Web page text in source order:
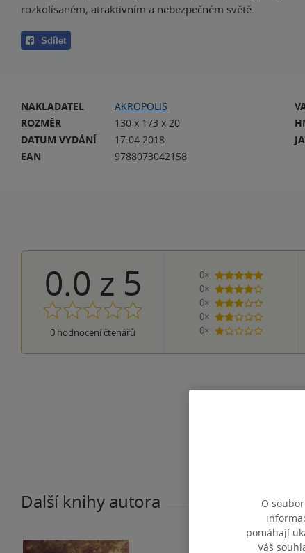
rozkolísaném, atraktivním a nebezpečném světě.
Sdílet
NAKLADATEL
AKROPOLIS
ROZMĚR
130 x 173 x 20
DATUM VYDÁNÍ
17.04.2018
EAN
9788073042158
0.0 z 5
0 hodnocení čtenářů
0×
5 hvězdiček
0×
4 hvězdičky
0×
3 hvězdičky
0×
2 hvězdičky
0×
1 hvezdička
Další knihy autora
O
pomáhají
Váš